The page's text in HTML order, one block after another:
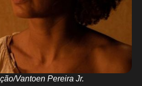
Vantoen Pereira Jr.